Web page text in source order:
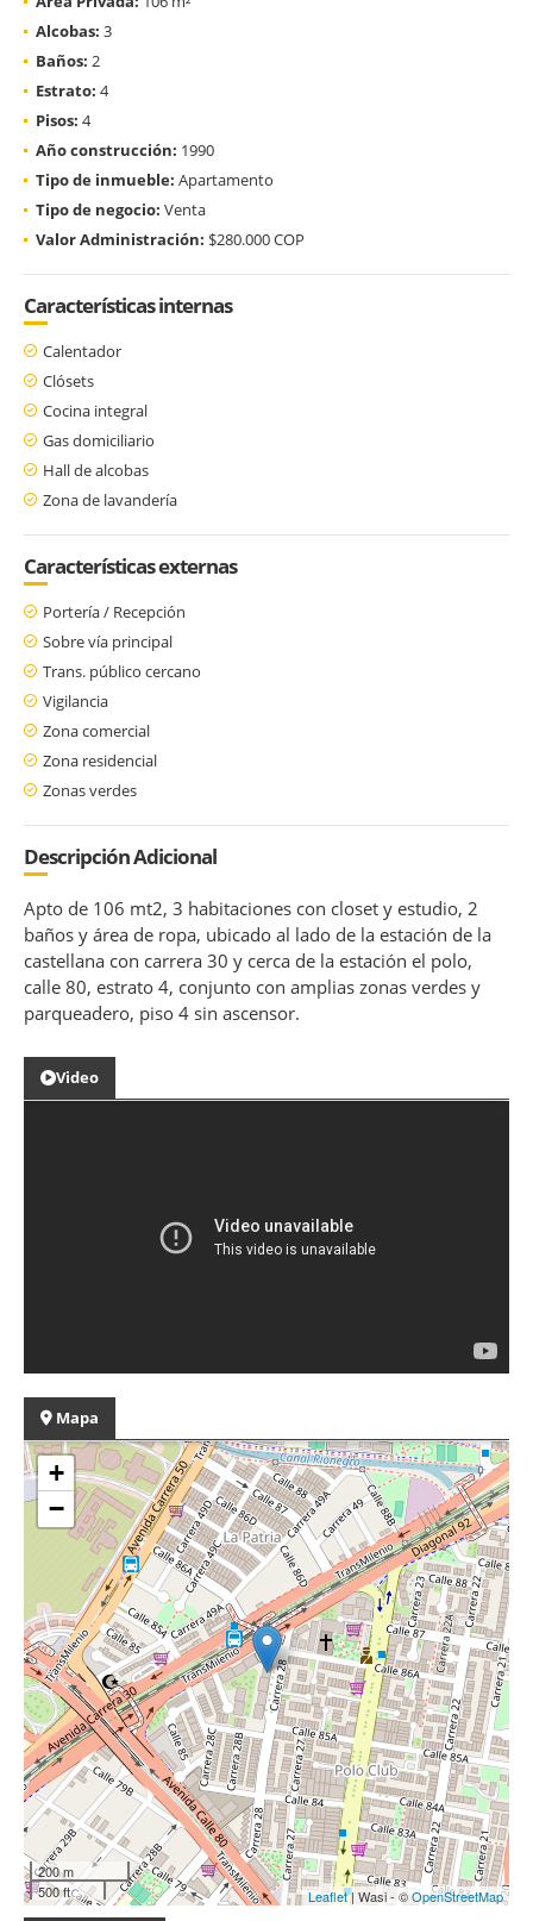
Alcobas: 3
Baños: 2
Estrato: 4
Pisos: 4
Año construcción: 1990
Tipo de inmueble: Apartamento
Tipo de negocio: Venta
Valor Administración: $280.000 COP
Características internas
Calentador
Clósets
Cocina integral
Gas domiciliario
Hall de alcobas
Zona de lavandería
Características externas
Portería / Recepción
Sobre vía principal
Trans. público cercano
Vigilancia
Zona comercial
Zona residencial
Zonas verdes
Descripción Adicional
Apto de 106 mt2, 3 habitaciones con closet y estudio, 2
baños y área de ropa, ubicado al lado de la estación de la
castellana con carrera 30 y cerca de la estación el polo,
calle 80, estrato 4, conjunto con amplias zonas verdes y
parqueadero, piso 4 sin ascensor.
Video
Mapa
+
−
200 m
500 ft
Leaflet| Wasi - ©OpenStreetMap